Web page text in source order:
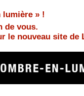
lumière » !
de vous.
le nouveau site de